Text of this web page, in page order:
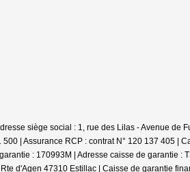
siège social : 1, rue des Lilas - Avenue de
| Assurance RCP : contrat N° 120 137 405 |
: 170993M | Adresse caisse de garantie
d'Agen 47310 Estillac | Caisse de garantie